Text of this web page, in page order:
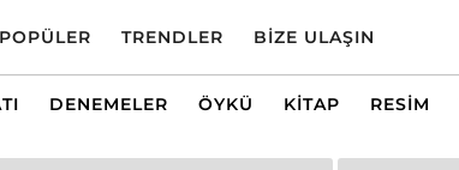
POPÜLER TRENDLER BIZE ULAŞIN
DENEMELER ÖYKÜ KITAP RESIM